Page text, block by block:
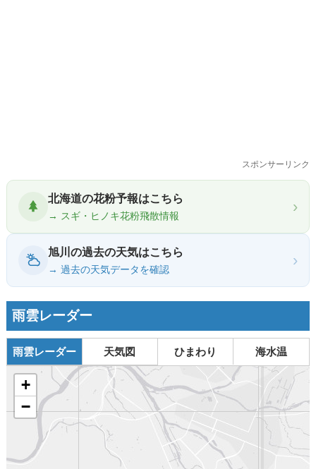
スポンサーリンク
北海道の花粉予報はこちら
→ スギ・ヒノキ花粉飛散情報
›
旭川の過去の天気はこちら
→ 過去の天気データを確認
›
雨雲レーダー
雨雲レーダー 天気図 ひまわり 海水温
+
−